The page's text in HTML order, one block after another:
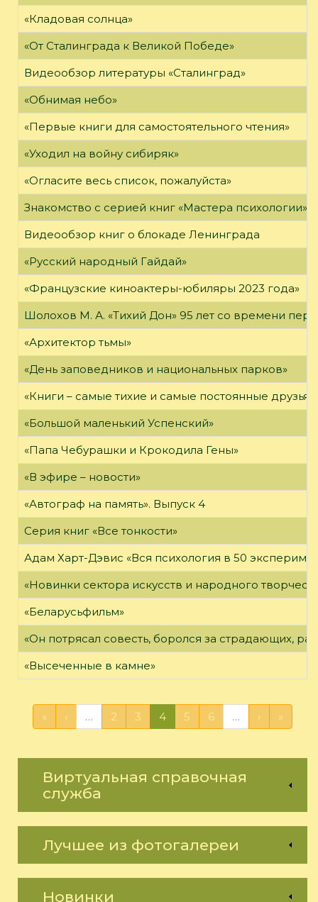
«Кладовая солнца»
«От Сталинграда к Великой Победе»
Видеообзор литературы «Сталинград»
«Обнимая небо»
«Первые книги для самостоятельного чтения»
«Уходил на войну сибиряк»
«Огласите весь список, пожалуйста»
Знакомство с серией книг «Мастера психологии»
Видеообзор книг о блокаде Ленинграда
«Русский народный Гайдай»
«Французские киноактеры-юбиляры 2023 года»
Шолохов М. А. «Тихий Дон» 95 лет со времени
«Архитектор тьмы»
«День заповедников и национальных парков»
«Книги – самые тихие и самые постоянные
«Большой маленький Успенский»
«Папа Чебурашки и Крокодила Гены»
«В эфире – новости»
«Автограф на память». Выпуск 4
Серия книг «Все тонкости»
Адам Харт-Дэвис «Вся психология в 50
«Новинки сектора искусств и народного
«Беларусьфильм»
«Он потрясал совесть, боролся за страдающих,
«Высеченные в камне»
« ‹ … 2 3 4 5 6 … › »
Виртуальная справочная
служба
Лучшее из фотогалереи
Новинки